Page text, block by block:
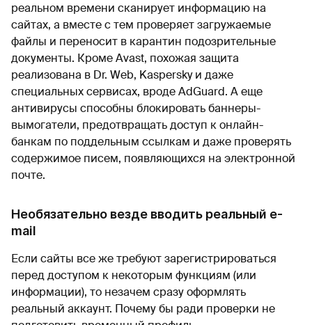
реальном времени сканирует информацию на
сайтах, а вместе с тем проверяет загружаемые
файлы и переносит в карантин подозрительные
документы. Кроме Avast, похожая защита
реализована в Dr. Web, Kaspersky и даже
специальных сервисах, вроде AdGuard. А еще
антивирусы способны блокировать баннеры-
вымогатели, предотвращать доступ к онлайн-
банкам по поддельным ссылкам и даже проверять
содержимое писем, появляющихся на электронной
почте.
Необязательно везде вводить реальный e-
mail
Если сайты все же требуют зарегистрироваться
перед доступом к некоторым функциям (или
информации), то незачем сразу оформлять
реальный аккаунт. Почему бы ради проверки не